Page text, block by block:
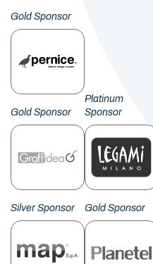
Gold Sponsor
Gold Sponsor
Platinum
Sponsor
Silver Sponsor Gold Sponsor